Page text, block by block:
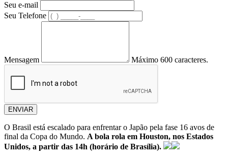
Seu e-mail
Seu Telefone
Mensagem Máximo 600 caracteres.
ENVIAR
O Brasil está escalado para enfrentar o Japão pela fase 16 avos de
final da Copa do Mundo. A bola rola em Houston, nos Estados
Unidos, a partir das 14h (horário de Brasília).